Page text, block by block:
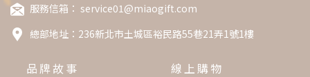
服務信箱： service01@miaogift.com
總部地址： 236新北市土城區裕民路55巷21弄1號1樓
品牌故事 線上購物